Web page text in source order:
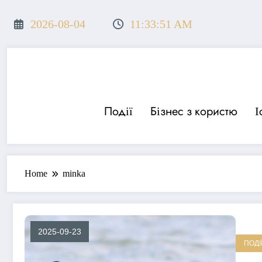
2026-08-04 11:33:51 AM
Події Бізнес з користю
Home minka
2025-09-23
ПОДІЇ